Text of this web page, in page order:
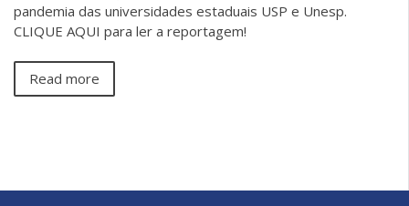
pandemia das universidades estaduais USP e Unesp.
CLIQUE AQUI para ler a reportagem!
Read more